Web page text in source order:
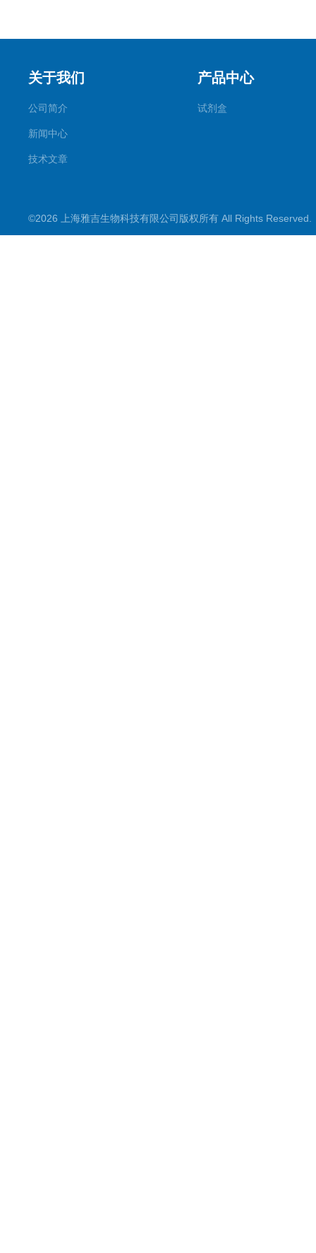
关于我们
公司简介
新闻中心
技术文章
产品中心
试剂盒
©2026 上海雅吉生物科技有限公司版权所有 All Rights